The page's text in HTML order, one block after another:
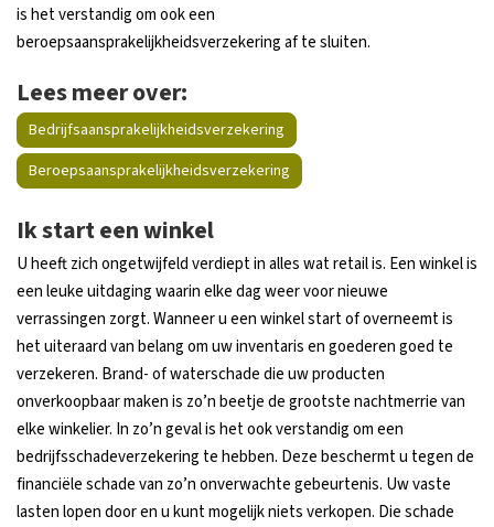
is het verstandig om ook een
beroepsaansprakelijkheidsverzekering af te sluiten.
Lees meer over:
Bedrijfsaansprakelijkheidsverzekering
Beroepsaansprakelijkheidsverzekering
Ik start een winkel
U heeft zich ongetwijfeld verdiept in alles wat retail is. Een winkel is
een leuke uitdaging waarin elke dag weer voor nieuwe
verrassingen zorgt. Wanneer u een winkel start of overneemt is
het uiteraard van belang om uw inventaris en goederen goed te
verzekeren. Brand- of waterschade die uw producten
onverkoopbaar maken is zo’n beetje de grootste nachtmerrie van
elke winkelier. In zo’n geval is het ook verstandig om een
bedrijfsschadeverzekering te hebben. Deze beschermt u tegen de
financiële schade van zo’n onverwachte gebeurtenis. Uw vaste
lasten lopen door en u kunt mogelijk niets verkopen. Die schade